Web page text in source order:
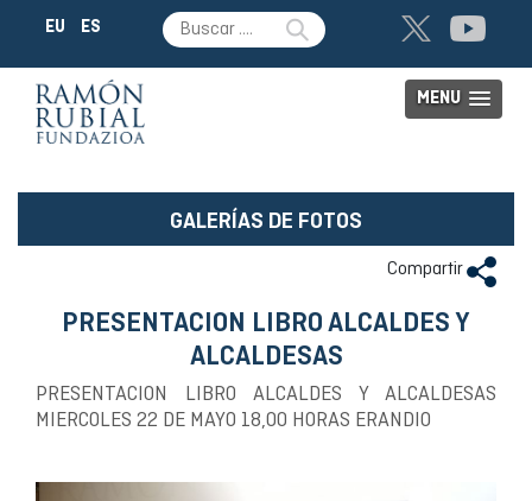
EU ES
MENU
GALERÍAS DE FOTOS
Compartir
PRESENTACION LIBRO ALCALDES Y
ALCALDESAS
PRESENTACION LIBRO ALCALDES Y ALCALDESAS
MIERCOLES 22 DE MAYO 18,00 HORAS ERANDIO